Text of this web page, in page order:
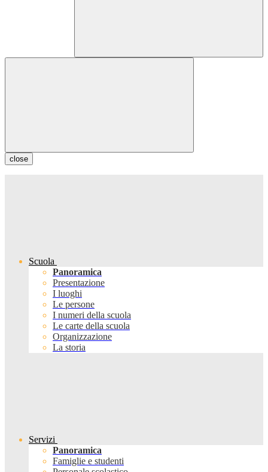
close
Scuola
Panoramica
Presentazione
I luoghi
Le persone
I numeri della scuola
Le carte della scuola
Organizzazione
La storia
Servizi
Panoramica
Famiglie e studenti